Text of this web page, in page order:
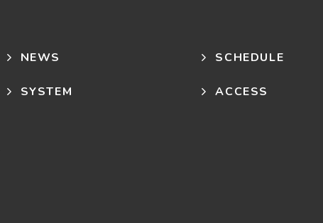
NEWS SCHEDULE
SYSTEM ACCESS